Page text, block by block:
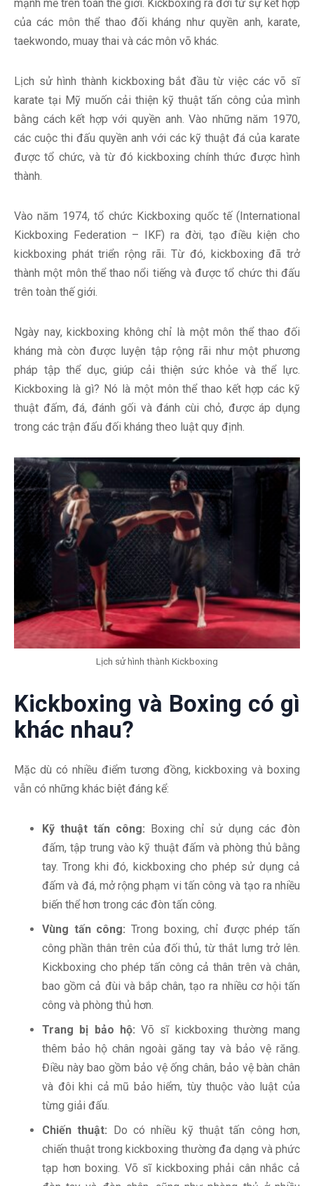
mạnh mẽ trên toàn thế giới. Kickboxing ra đời từ sự kết hợp
của các môn thể thao đối kháng như quyền anh, karate,
taekwondo, muay thai và các môn võ khác.
Lịch sử hình thành kickboxing bắt đầu từ việc các võ sĩ
karate tại Mỹ muốn cải thiện kỹ thuật tấn công của mình
bằng cách kết hợp với quyền anh. Vào những năm 1970,
các cuộc thi đấu quyền anh với các kỹ thuật đá của karate
được tổ chức, và từ đó kickboxing chính thức được hình
thành.
Vào năm 1974, tổ chức Kickboxing quốc tế (International
Kickboxing Federation – IKF) ra đời, tạo điều kiện cho
kickboxing phát triển rộng rãi. Từ đó, kickboxing đã trở
thành một môn thể thao nổi tiếng và được tổ chức thi đấu
trên toàn thế giới.
Ngày nay, kickboxing không chỉ là một môn thể thao đối
kháng mà còn được luyện tập rộng rãi như một phương
pháp tập thể dục, giúp cải thiện sức khỏe và thể lực.
Kickboxing là gì? Nó là một môn thể thao kết hợp các kỹ
thuật đấm, đá, đánh gối và đánh cùi chỏ, được áp dụng
trong các trận đấu đối kháng theo luật quy định.
Lịch sử hình thành Kickboxing
Kickboxing và Boxing có gì
khác nhau?
Mặc dù có nhiều điểm tương đồng, kickboxing và boxing
vẫn có những khác biệt đáng kể:
Kỹ thuật tấn công: Boxing chỉ sử dụng các đòn
đấm, tập trung vào kỹ thuật đấm và phòng thủ bằng
tay. Trong khi đó, kickboxing cho phép sử dụng cả
đấm và đá, mở rộng phạm vi tấn công và tạo ra nhiều
biến thể hơn trong các đòn tấn công.
Vùng tấn công: Trong boxing, chỉ được phép tấn
công phần thân trên của đối thủ, từ thắt lưng trở lên.
Kickboxing cho phép tấn công cả thân trên và chân,
bao gồm cả đùi và bắp chân, tạo ra nhiều cơ hội tấn
công và phòng thủ hơn.
Trang bị bảo hộ: Võ sĩ kickboxing thường mang
thêm bảo hộ chân ngoài găng tay và bảo vệ răng.
Điều này bao gồm bảo vệ ống chân, bảo vệ bàn chân
và đôi khi cả mũ bảo hiểm, tùy thuộc vào luật của
từng giải đấu.
Chiến thuật: Do có nhiều kỹ thuật tấn công hơn,
chiến thuật trong kickboxing thường đa dạng và phức
tạp hơn boxing. Võ sĩ kickboxing phải cân nhắc cả